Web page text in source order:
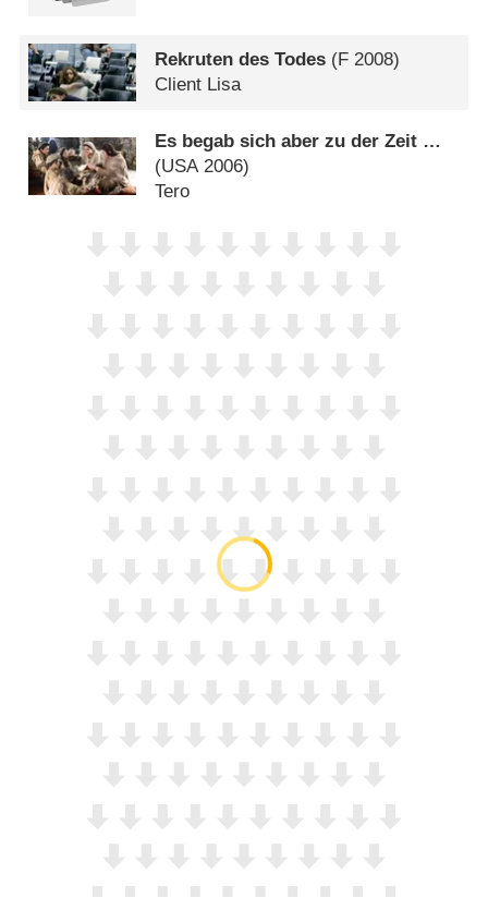
Rekruten des Todes (F 2008)
Client Lisa
Es begab sich aber zu der Zeit …
(USA2006)
Tero